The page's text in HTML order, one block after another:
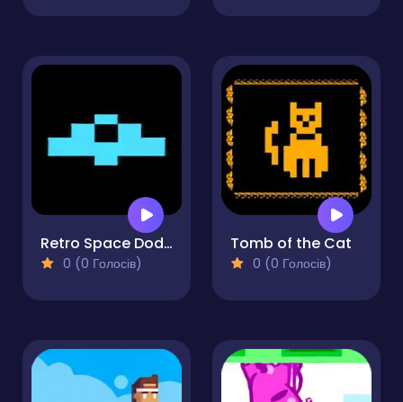
Retro Space Dodger!
0 (0 Голосів)
Tomb of the Cat
0 (0 Голосів)